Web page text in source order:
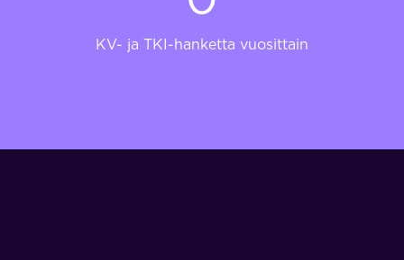
KV- ja TKI-hanketta vuosittain